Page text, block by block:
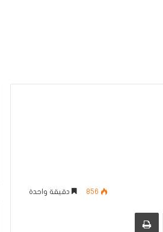
856 دقيقة واحدة
مشاركة عبر البريد طباعة